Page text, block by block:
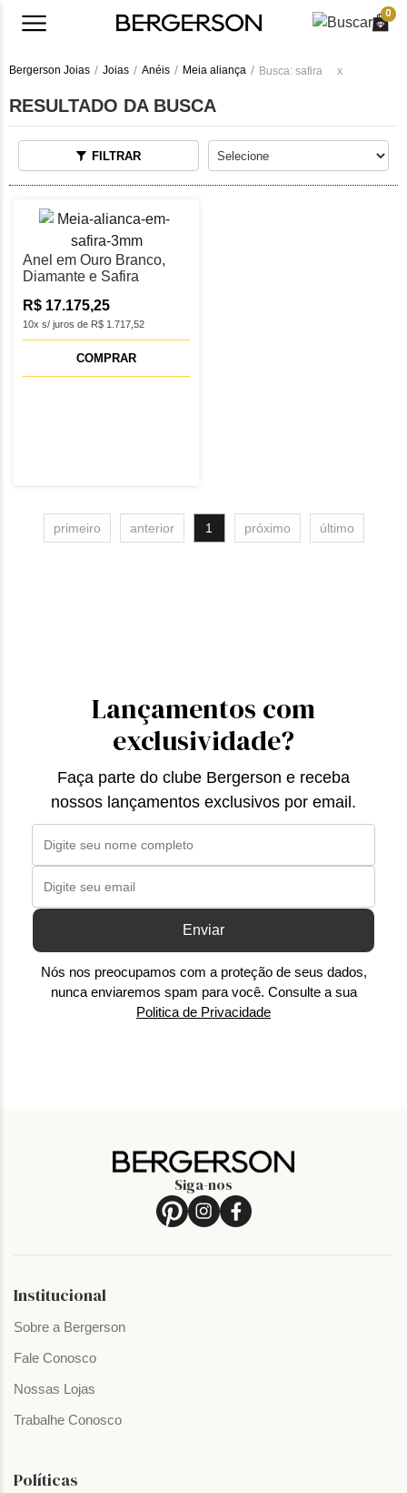
0
Bergerson Joias Joias Anéis Meia aliança Busca: safira x
RESULTADO DA BUSCA
FILTRAR
Anel em Ouro Branco,
Diamante e Safira
10x s/ juros de R$ 1.717,52
R$ 17.175,25
COMPRAR
primeiro anterior 1 próximo último
Lançamentos com
exclusividade?
Faça parte do clube Bergerson e receba
nossos lançamentos exclusivos por email.
Enviar
Nós nos preocupamos com a proteção de seus dados,
nunca enviaremos spam para você. Consulte a sua
Politica de Privacidade
Siga-nos
Institucional
Sobre a Bergerson
Fale Conosco
Nossas Lojas
Trabalhe Conosco
Políticas